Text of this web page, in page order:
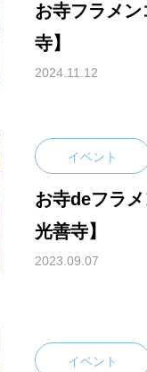
お寺フラメ
寺】
2024.11.12
イベント
お寺deフラ
光善寺】
2023.09.07
イベント